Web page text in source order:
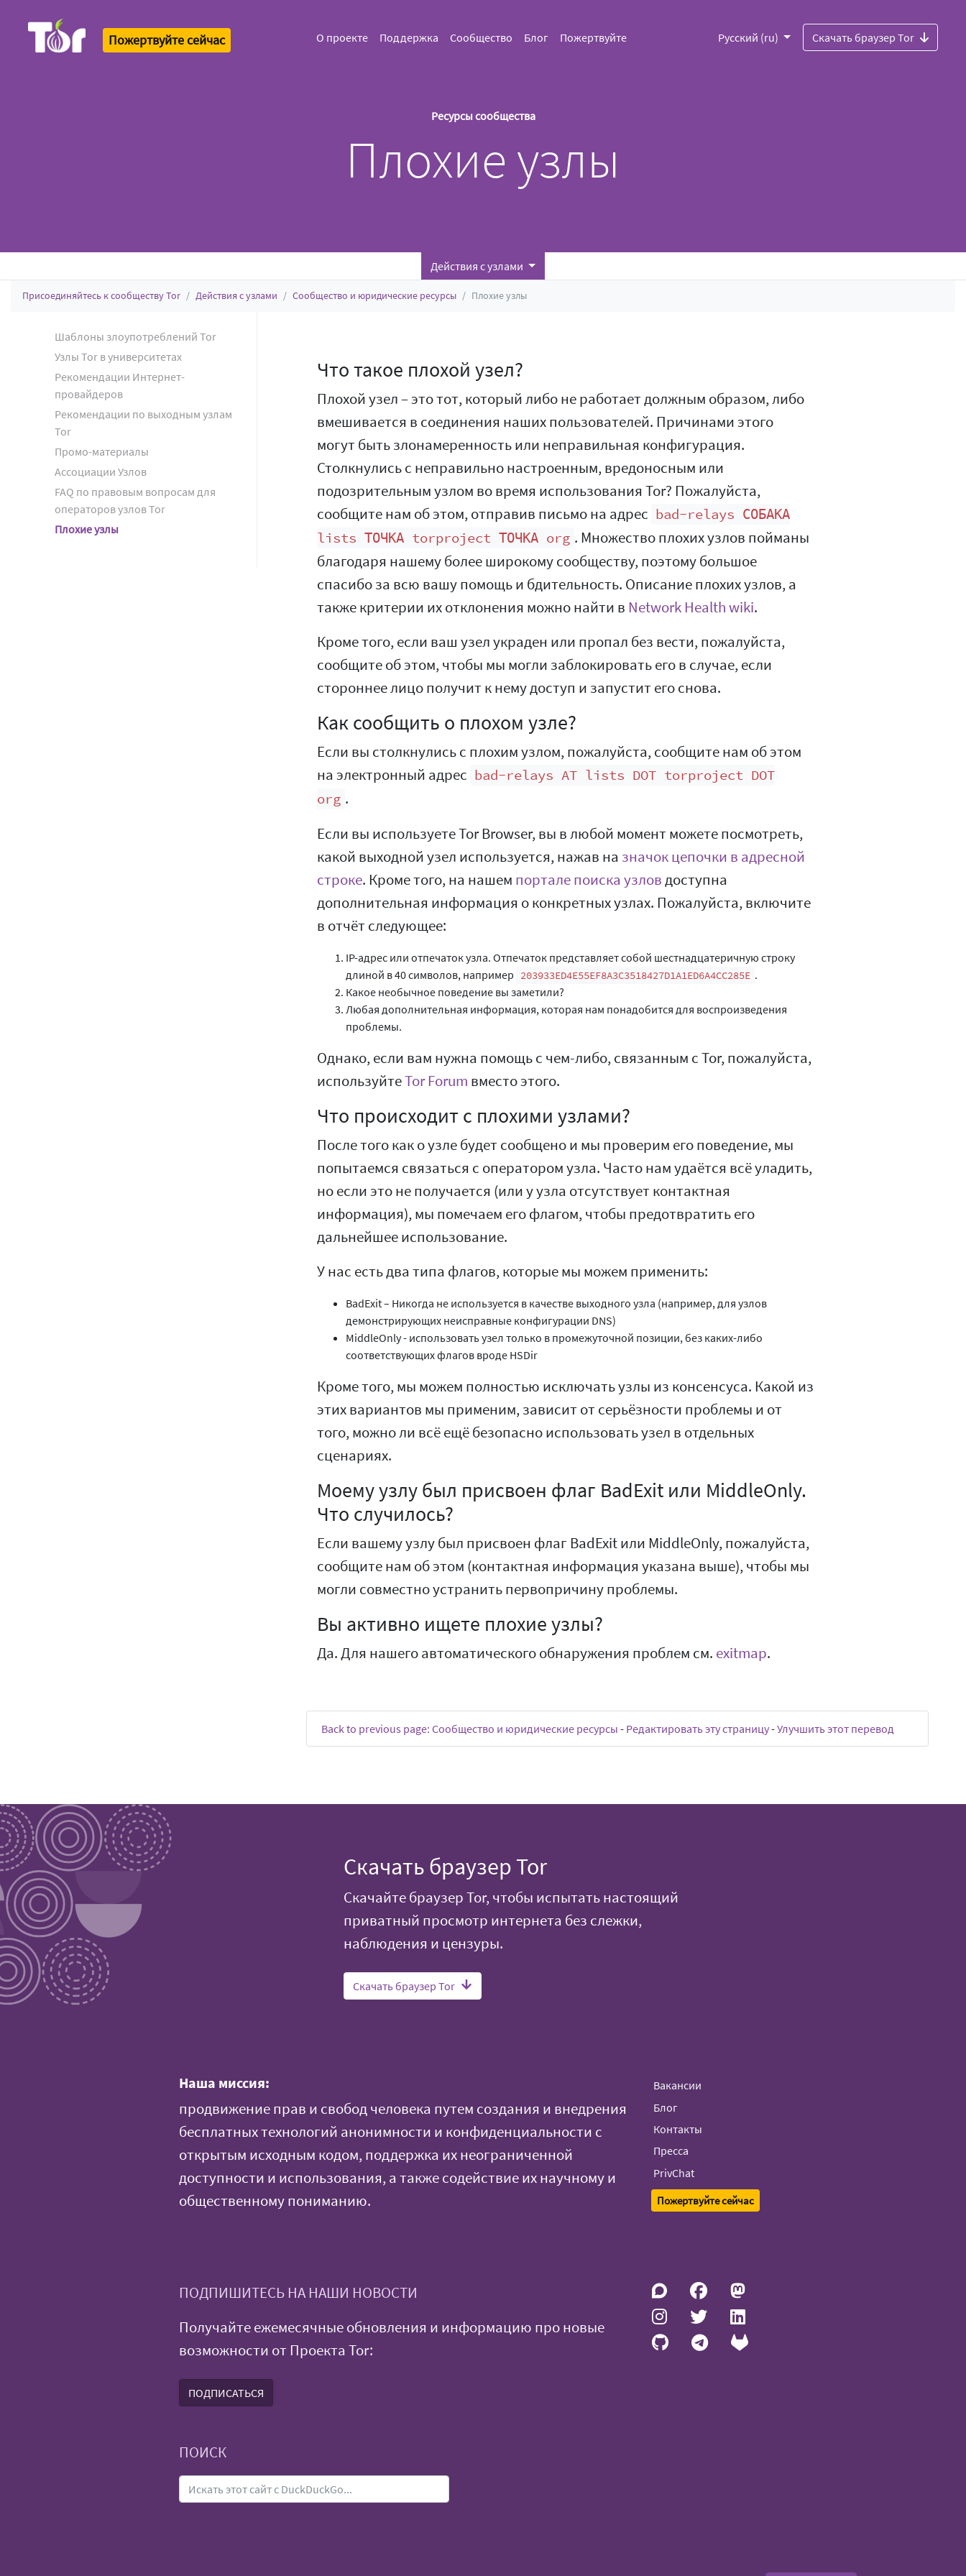
Пожертвуйте сейчас О проекте Поддержка Сообщество Блог Пожертвуйте Русский (ru) Скачать браузер Tor
Ресурсы сообщества
Плохие узлы
Действия с узлами
Присоединяйтесь к сообществу Tor Действия с узлами Сообщество и юридические ресурсы Плохие узлы
Шаблоны злоупотреблений Tor
Узлы Tor в университетах
Рекомендации Интернет-
провайдеров
Рекомендации по выходным узлам
Tor
Промо-материалы
Ассоциации Узлов
FAQ по правовым вопросам для
операторов узлов Tor
Плохие узлы
Что такое плохой узел?
Плохой узел – это тот, который либо не работает должным образом, либо
вмешивается в соединения наших пользователей. Причинами этого
могут быть злонамеренность или неправильная конфигурация.
Столкнулись с неправильно настроенным, вредоносным или
подозрительным узлом во время использования Tor? Пожалуйста,
сообщите нам об этом, отправив письмо на адрес bad-relays СОБАКА
lists ТОЧКА torproject ТОЧКА org . Множество плохих узлов пойманы
благодаря нашему более широкому сообществу, поэтому большое
спасибо за всю вашу помощь и бдительность. Описание плохих узлов, а
также критерии их отклонения можно найти в Network Health wiki.
Кроме того, если ваш узел украден или пропал без вести, пожалуйста,
сообщите об этом, чтобы мы могли заблокировать его в случае, если
стороннее лицо получит к нему доступ и запустит его снова.
Как сообщить о плохом узле?
Если вы столкнулись с плохим узлом, пожалуйста, сообщите нам об этом
на электронный адрес bad-relays AT lists DOT torproject DOT
org .
Если вы используете Tor Browser, вы в любой момент можете посмотреть,
какой выходной узел используется, нажав на значок цепочки в адресной
строке. Кроме того, на нашем портале поиска узловдоступна
дополнительная информация о конкретных узлах. Пожалуйста, включите
в отчёт следующее:
IP-адрес или отпечаток узла. Отпечаток представляет собой шестнадцатеричную строку
длиной в 40 символов, например
203933ED4E55EF8A3C3518427D1A1ED6A4CC285E .
Какое необычное поведение вы заметили?
Любая дополнительная информация, которая нам понадобится для воспроизведения
проблемы.
Однако, если вам нужна помощь с чем-либо, связанным с Tor, пожалуйста,
используйтеTor Forum вместо этого.
Что происходит с плохими узлами?
После того как о узле будет сообщено и мы проверим его поведение, мы
попытаемся связаться с оператором узла. Часто нам удаётся всё уладить,
но если это не получается (или у узла отсутствует контактная
информация), мы помечаем его флагом, чтобы предотвратить его
дальнейшее использование.
У нас есть два типа флагов, которые мы можем применить:
BadExit – Никогда не используется в качестве выходного узла (например, для узлов
демонстрирующих неисправные конфигурации DNS)
MiddleOnly - использовать узел только в промежуточной позиции, без каких-либо
соответствующих флагов вроде HSDir
Кроме того, мы можем полностью исключать узлы из консенсуса. Какой из
этих вариантов мы применим, зависит от серьёзности проблемы и от
того, можно ли всё ещё безопасно использовать узел в отдельных
сценариях.
Моему узлу был присвоен флаг BadExit или MiddleOnly.
Что случилось?
Если вашему узлу был присвоен флаг BadExit или MiddleOnly, пожалуйста,
сообщите нам об этом (контактная информация указана выше), чтобы мы
могли совместно устранить первопричину проблемы.
Вы активно ищете плохие узлы?
Да. Для нашего автоматического обнаружения проблем см. exitmap.
Back to previous page: Сообщество и юридические ресурсы - Редактировать эту страницу-Улучшить этот перевод
Скачать браузер Tor
Скачайте браузер Tor, чтобы испытать настоящий
приватный просмотр интернета без слежки,
наблюдения и цензуры.
Скачать браузер Tor
Наша миссия:
продвижение прав и свобод человека путем создания и внедрения
бесплатных технологий анонимности и конфиденциальности с
открытым исходным кодом, поддержка их неограниченной
доступности и использования, а также содействие их научному и
общественному пониманию.
Вакансии
Блог
Контакты
Пресса
PrivChat
Пожертвуйте сейчас
ПОДПИШИТЕСЬ НА НАШИ НОВОСТИ
Получайте ежемесячные обновления и информацию про новые
возможности от Проекта Tor:
ПОДПИСАТЬСЯ
ПОИСК